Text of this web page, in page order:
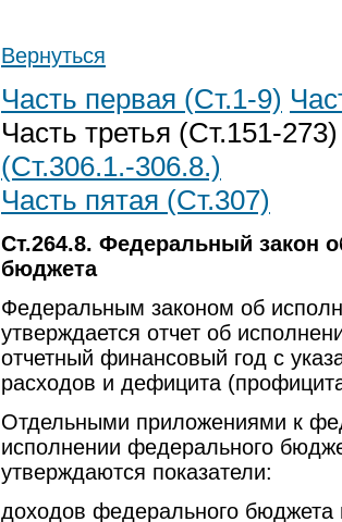
Вернуться
Часть первая (Ст.1-9)
Часть третья (Ст.151-
(Ст.306.1.-306.8.)
Часть пятая (Ст.307)
Ст.264.8. Федеральный закон
бюджета
Федеральным законом об
утверждается отчет об
отчетный финансовый год с
расходов и дефицита
Отдельными приложениями к
исполнении федерального
утверждаются показатели:
доходов федерального